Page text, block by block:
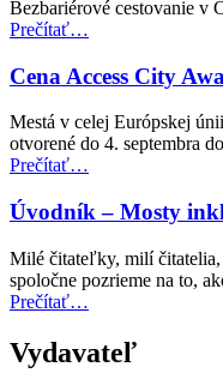
leteckej
doprave
pre
osoby
zdravotným
postihnutím”
Bezbariérové cestovanie v
Prečítať“Česká
zavádza
nové
normy
prístupnosti
pre
verejnú
dopravu”
…
Cena Access City
Mestá v celej Európskej
otvorené do 4. septembra
Prečítať“Cena
City
Award
za
rok
2027
teraz
na
…
Úvodník – Mosty
Milé čitateľky, milí čitatelia,
spoločne pozrieme na to,
Prečítať“Úvodník
Mosty
inklúzie
…
Vydavateľ